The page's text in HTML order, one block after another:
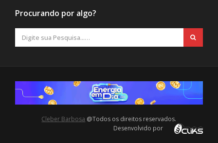
Procurando por algo?
Cleber Barbosa @Todos os direitos reservados.
Desenvolvido por